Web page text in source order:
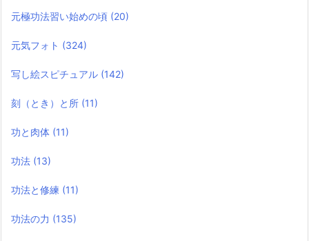
元極功法習い始めの頃 (20)
元気フォト (324)
写し絵スピチュアル (142)
刻（とき）と所 (11)
功と肉体 (11)
功法 (13)
功法と修練 (11)
功法の力 (135)